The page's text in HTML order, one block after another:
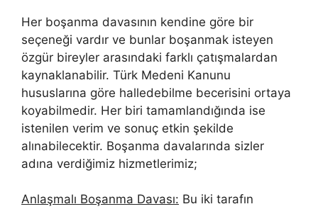
Her boşanma davasının kendine göre bir
seçeneği vardır ve bunlar boşanmak isteyen
özgür bireyler arasındaki farklı çatışmalardan
kaynaklanabilir. Türk Medeni Kanunu
hususlarına göre halledebilme becerisini ortaya
koyabilmedir. Her biri tamamlandığında ise
istenilen verim ve sonuç etkin şekilde
alınabilecektir. Boşanma davalarında sizler
adına verdiğimiz hizmetlerimiz;
Anlaşmalı Boşanma Davası: Bu iki tarafın